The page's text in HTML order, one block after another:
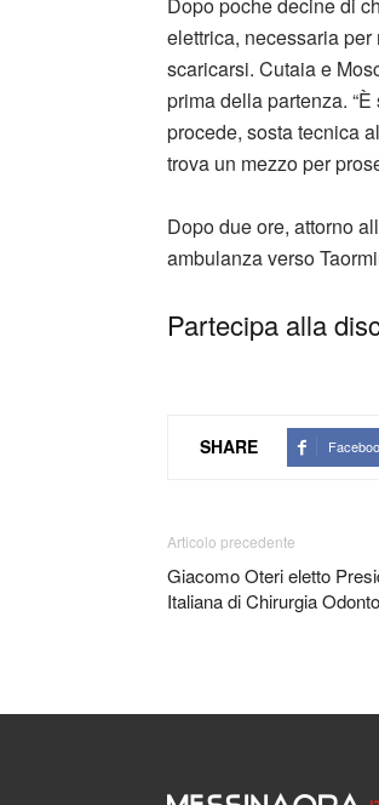
elettrica, necessaria
scaricarsi. Cutaia e
prima della partenza.
procede, sosta tecnica
trova un mezzo per
Dopo due ore, attorno
ambulanza verso
Partecipa alla
SHARE
Articolo precedente
Giacomo Oteri eletto
Italiana di Chirurgia